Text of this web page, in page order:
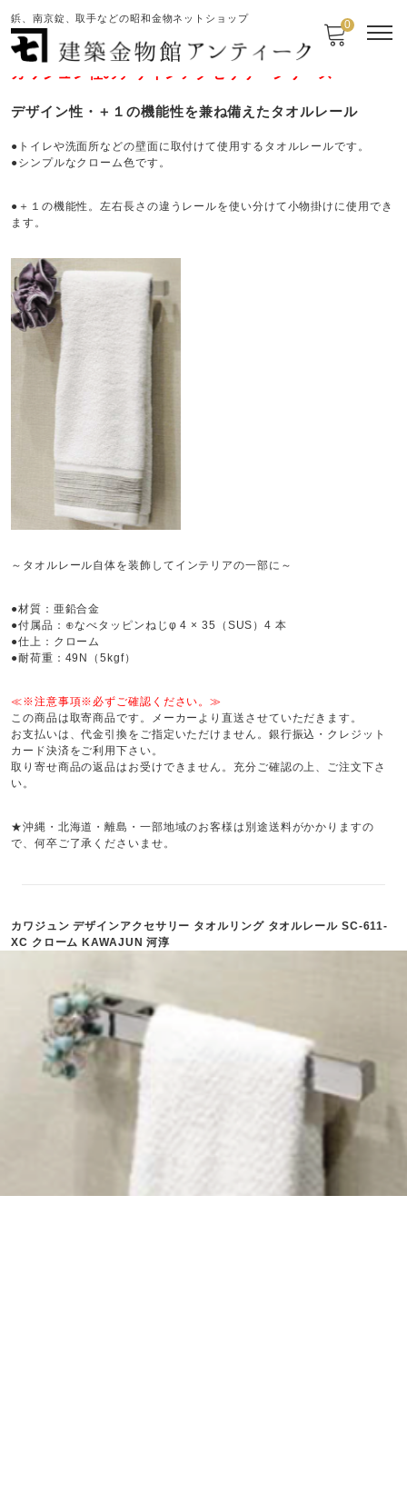
鋲、南京錠、取手などの昭和金物ネットショップ 0
カワジュン社のデザインアクセサリーシリーズ
デザイン性・＋１の機能性を兼ね備えたタオルレール
●トイレや洗面所などの壁面に取付けて使用するタオルレールです。
●シンプルなクローム色です。
●＋１の機能性。左右長さの違うレールを使い分けて小物掛けに使用でき
ます。
～ タオルレール自体を装飾してインテリアの一部に～
●材質：亜鉛合金
●付属品：⊕なべタッピンねじφ 4 × 35（SUS）4 本
●仕上：クローム
●耐荷重：49N（5kgf）
≪※注意事項※必ずご確認ください。≫
この商品は取寄商品です。メーカーより直送させていただきます。
お支払いは、代金引換をご指定いただけません。銀行振込・クレジット
カード決済をご利用下さい。
取り寄せ商品の返品はお受けできません。充分ご確認の上、ご注文下さ
い。
★沖縄・北海道・離島・一部地域のお客様は別途送料がかかりますの
で、何卒ご了承くださいませ。
カワジュン デザインアクセサリー タオルリング タオルレール SC-611-
XC クローム KAWAJUN 河淳